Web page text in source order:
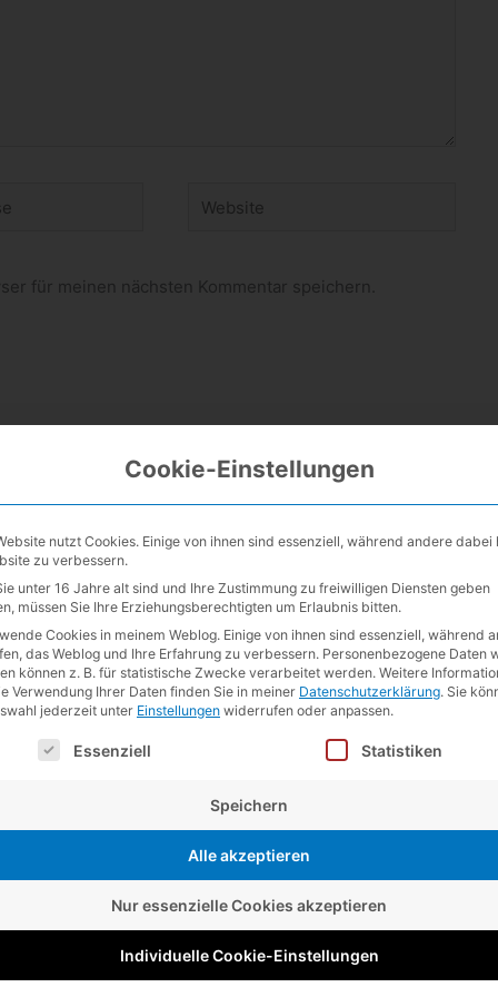
Website
für meinen nächsten Kommentar speichern.
Cookie-Einstellungen
nutzt Cookies. Einige von ihnen sind essenziell, während andere dabei
zu verbessern.
unter 16 Jahre alt sind und Ihre Zustimmung zu freiwilligen Diensten geben
müssen Sie Ihre Erziehungsberechtigten um Erlaubnis bitten.
Cookies in meinem Weblog. Einige von ihnen sind essenziell, während
das Weblog und Ihre Erfahrung zu verbessern. Personenbezogene Daten
können z. B. für statistische Zwecke verarbeitet werden. Weitere
Verwendung Ihrer Daten finden Sie in meiner Datenschutzerklärung. Sie
jederzeit unter Einstellungen widerrufen oder anpassen.
eine Liste der Service-Gruppen, für die eine Einwilligung
Essenziell Statistiken
Speichern
Alle akzeptieren
Nur essenzielle Cookies akzeptieren
Individuelle Cookie-Einstellungen